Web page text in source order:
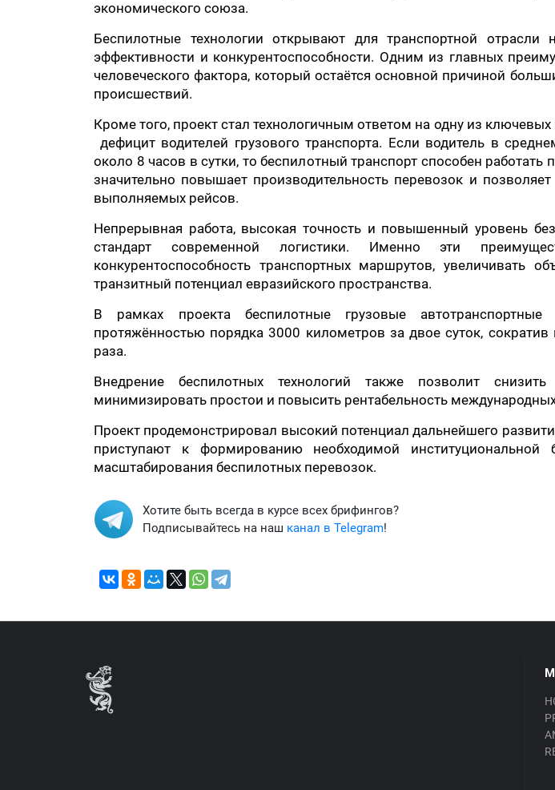
экономического союза.
Беспилотные технологии открывают для транспортной отрасли
эффективности и конкурентоспособности. Одним из главных
человеческого фактора, который остаётся основной причиной
происшествий.
Кроме того, проект стал технологичным ответом на одну из
дефицит водителей грузового транспорта. Если водитель в
около 8 часов в сутки, то беспилотный транспорт способен работать
значительно повышает производительность перевозок и
выполняемых рейсов.
Непрерывная работа, высокая точность и повышенный уровень
стандарт современной логистики. Именно эти
конкурентоспособность транспортных маршрутов, увеличивать
транзитный потенциал евразийского пространства.
В рамках проекта беспилотные грузовые
протяжённостью порядка 3000 километров за двое суток,
раза.
Внедрение беспилотных технологий также позволит снизить
минимизировать простои и повысить рентабельность
Проект продемонстрировал высокий потенциал дальнейшего
приступают к формированию необходимой
масштабирования беспилотных перевозок.
Хотите быть всегда в курсе всех брифингов?
Подписывайтесь на наш канал в Telegram!